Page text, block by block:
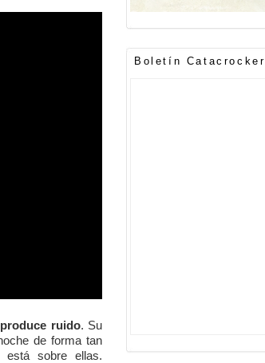
ruido. Su
de forma tan
sobre ellas.
Boletín Catacrocker